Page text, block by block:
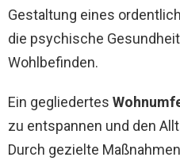
Gestaltung eines
die psychische
Wohlbefinden.
Ein gegliedertes
zu entspannen und den
Durch gezielte